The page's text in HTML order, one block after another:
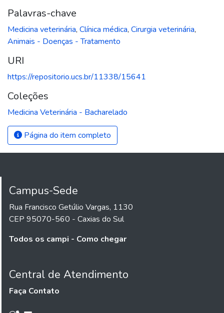
Palavras-chave
Medicina veterinária, Clínica médica, Cirurgia veterinária,
Animais - Doenças - Tratamento
URI
https://repositorio.ucs.br/11338/15641
Coleções
Medicina Veterinária - Bacharelado
Página do item completo
Campus-Sede
Rua Francisco Getúlio Vargas, 1130
CEP 95070-560 - Caxias do Sul
Todos os campi - Como chegar
Central de Atendimento
Faça Contato